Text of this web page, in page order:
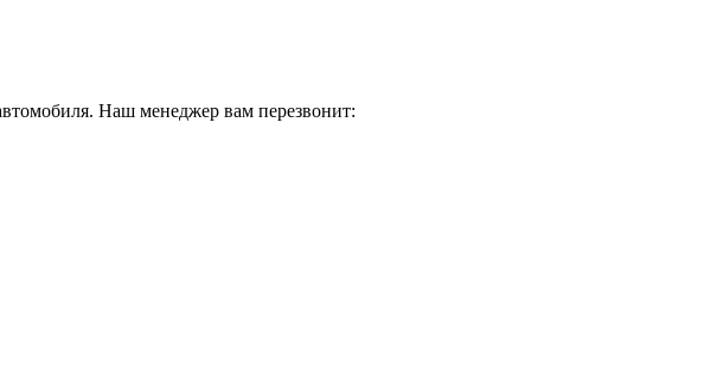
Наш менеджер вам перезвонит: